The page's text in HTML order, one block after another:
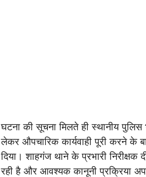
घटना की सूचना मिलते ही स्थानीय
लेकर औपचारिक कार्यवाही पूरी करने के
दिया। शाहगंज थाने के प्रभारी निरीक्षक
रही है और आवश्यक कानूनी प्रक्रिया